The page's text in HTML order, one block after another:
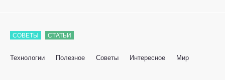
СОВЕТЫ СТАТЬИ
Технологии Полезное Советы Интересное Мир